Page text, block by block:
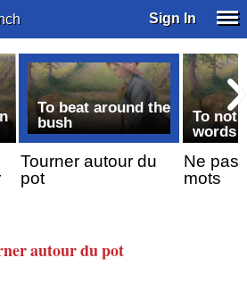
Sign In
To beat around the
bush
Tourner autour du
pot
To not
words
Ne pas
mots
autourdu pot